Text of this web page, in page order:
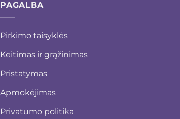
PAGALBA
Pirkimo taisyklės
Keitimas ir grąžinimas
Pristatymas
Apmokėjimas
Privatumo politika